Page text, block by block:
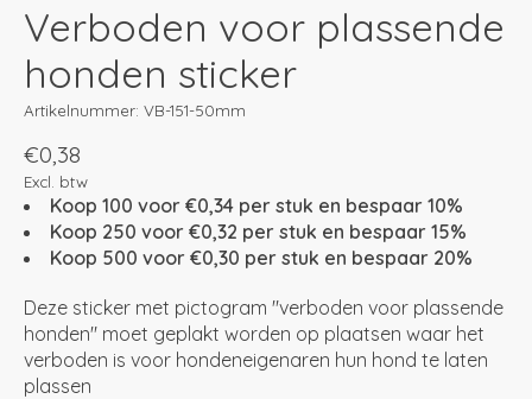
Verboden voor plassende
honden sticker
Artikelnummer: VB-151-50mm
€0,38
Excl. btw
Koop 100 voor €0,34 per stuk en bespaar 10%
Koop 250 voor €0,32 per stuk en bespaar 15%
Koop 500 voor €0,30 per stuk en bespaar 20%
Deze sticker met pictogram "verboden voor plassende
honden" moet geplakt worden op plaatsen waar het
verboden is voor hondeneigenaren hun hond te laten
plassen